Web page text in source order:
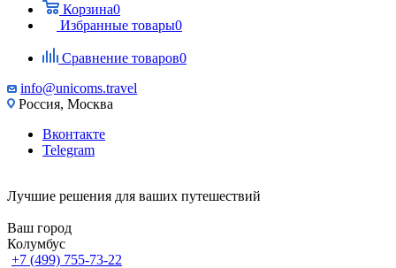
Корзина0
Избранные товары0
Сравнение товаров0
info@unicoms.travel
Россия, Москва
Вконтакте
Telegram
Лучшие решения для ваших путешествий
Ваш город
Колумбус
+7 (499) 755-73-22